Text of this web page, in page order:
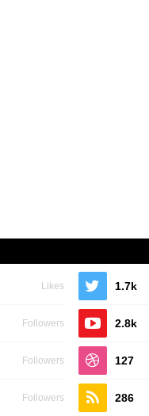
Likes 1.7k
Followers 2.8k
Followers 127
Followers 286